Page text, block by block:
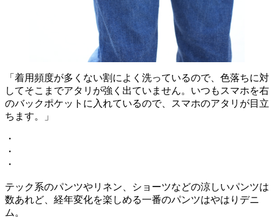
「着用頻度が多くない割によく洗っているので、色落ちに対
してそこまでアタリが強く出ていません。いつもスマホを右
のバックポケットに入れているので、スマホのアタリが目立
ちます。」
・
・
・
テック系のパンツやリネン、ショーツなどの涼しいパンツは
数あれど、経年変化を楽しめる一番のパンツはやはりデニ
ム。